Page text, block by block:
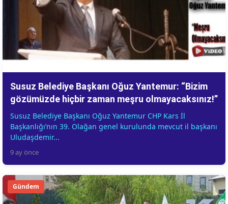
Susuz Belediye Başkanı Oğuz Yantemur: “Bizim
gözümüzde hiçbir zaman meşru olmayacaksınız!”
Susuz Belediye Başkanı Oğuz Yantemur CHP Kars İl
Başkanlığı’nın 39. Olağan genel kurulunda mevcut il başkanı
Uludaşdemir...
9 ay önce
Gündem